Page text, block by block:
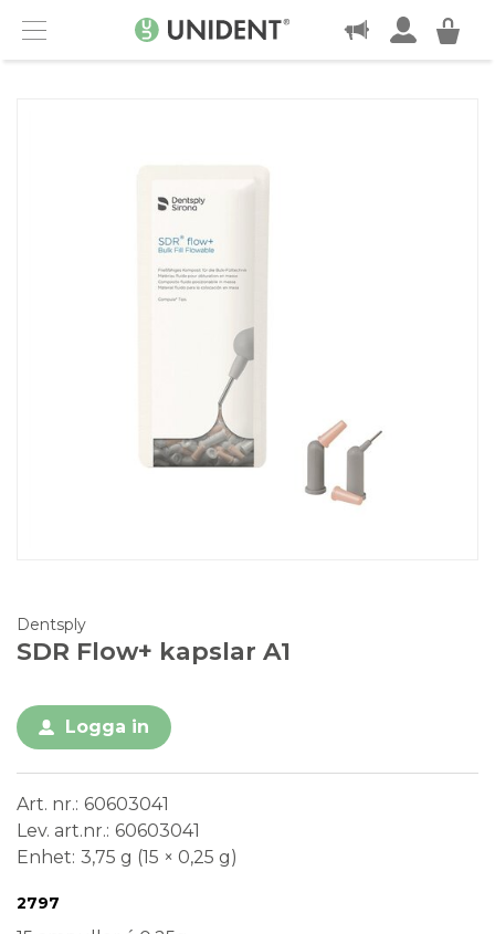
Menu
KONTAKT
Dentsply
SDR Flow+ kapslar A1
Logga in
Art. nr. 60603041
Lev. art.nr. 60603041
Enhet 3,75 g (15 × 0,25 g)
Medical Device
2797